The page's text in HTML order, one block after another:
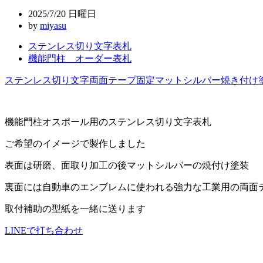
ョ
2025/7/20 日曜日
by miyasu
ステンレス切り文字表札
機能門柱 オーダー表札
ステンレス切り文字両面テープ固定マットシルバー焼き付け
機能門柱オスポール用のステンレス切り文字表札
ご希望のイメージで製作しました
表面は研磨、面取り加工の後マットシルバーの焼付け塗装
裏面には自動車のエンブレムに使われる強力な工業用の両面
取付補助の型紙を一緒に送ります
LINEで打ち合わせ